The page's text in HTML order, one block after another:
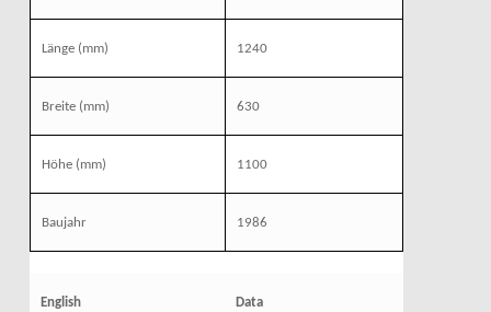
Länge(mm) 1240
Breite(mm) 630
Höhe(mm) 1100
Baujahr 1986
English Data